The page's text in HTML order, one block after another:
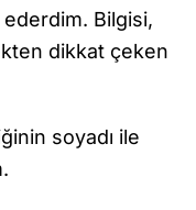
ederdim. Bilgisi,
dikkat çeken
soyadı ile